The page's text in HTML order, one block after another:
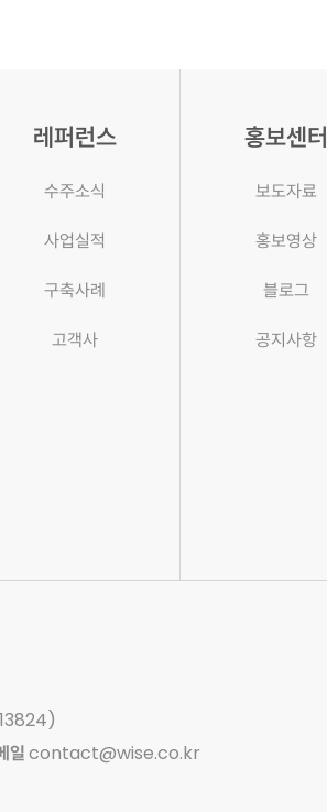
레퍼런스
수주소식
사업실적
구축사례
고객사
홍보센터
보도자료
홍보영상
블로그
공지사항
13824)
일contact@wise.co.kr